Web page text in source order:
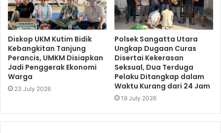
Diskop UKM Kutim Bidik
Kebangkitan Tanjung
Perancis, UMKM Disiapkan
Jadi Penggerak Ekonomi
Warga
23 July 2026
Polsek Sangatta Utara
Ungkap Dugaan Curas
Disertai Kekerasan
Seksual, Dua Terduga
Pelaku Ditangkap dalam
Waktu Kurang dari 24 Jam
19 July 2026